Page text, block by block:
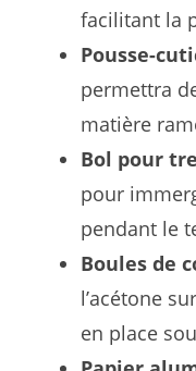
facilitant la
Pousse-
permettra
matière
Bol pour
pour
pendant le
Boules de
l’acétone
en place